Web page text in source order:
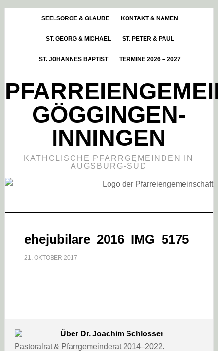
HauptsidebarSEELSORGE & GLAUBE KONTAKT & NAMEN
ST. GEORG & MICHAEL ST. PETER & PAUL
ST. JOHANNES BAPTIST TERMINE 2026 – 2027
GÖGGINGEN-
INNINGEN
KATHOLISCHE PFARRGEMEINDEN IN
AUGSBURG-SÜD
ehejubilare_2016_IMG_5175
21. OKTOBER 2017
Über Dr. Joachim Schlosser
Pastoralrat & Pfarrgemeinderat 2014–2022.